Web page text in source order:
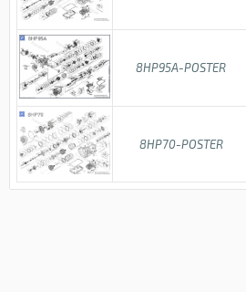
8HP95A-POSTER
8HP70-POSTER